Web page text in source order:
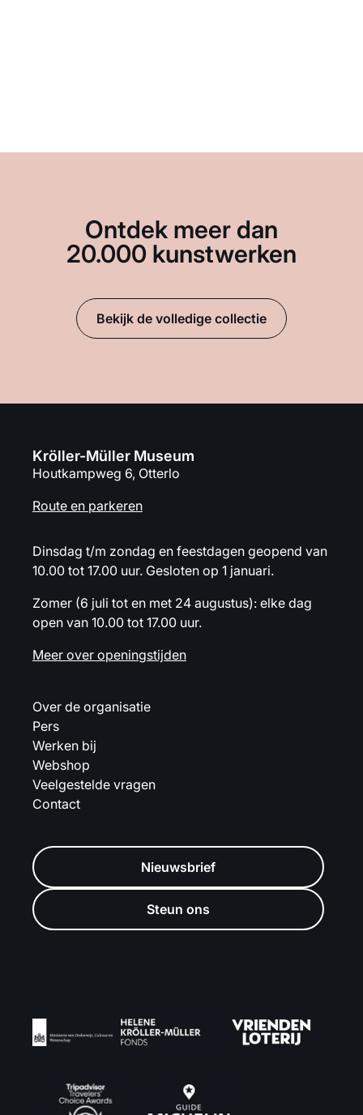
Ontdek meer dan
20.000 kunstwerken
Bekijk de volledige collectie
Kröller-Müller Museum
Houtkampweg 6, Otterlo
Route en parkeren
Dinsdag t/m zondag en feestdagen geopend van
10.00 tot 17.00 uur. Gesloten op 1 januari.
Zomer (6 juli tot en met 24 augustus): elke dag
open van 10.00 tot 17.00 uur.
Meer over openingstijden
Over de organisatie
Pers
Werken bij
Webshop
Veelgestelde vragen
Contact
Nieuwsbrief
Steun ons